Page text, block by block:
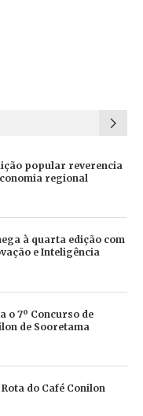
popular reverencia
regional
à quarta edição com
e Inteligência
o 7º Concurso de
de Sooretama
do Café Conilon